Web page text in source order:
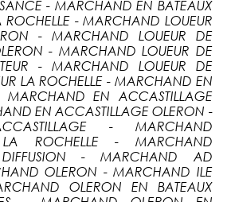
- MARCHAND EN BATEAUX
ROCHELLE - MARCHAND LOUEUR
- MARCHAND LOUEUR DE
- MARCHAND LOUEUR DE
- MARCHAND LOUEUR DE
LA ROCHELLE - MARCHAND EN
MARCHAND EN ACCASTILLAGE
EN ACCASTILLAGE OLERON -
- MARCHAND
LA ROCHELLE - MARCHAND
DIFFUSION - MARCHAND AD
OLERON - MARCHAND ILE
OLERON EN BATEAUX